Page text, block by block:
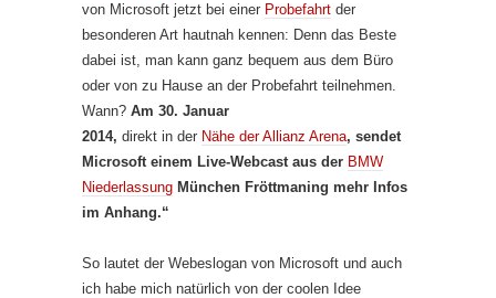
von Microsoft jetzt bei einer Probefahrt der
besonderen Art hautnah kennen: Denn das Beste
dabei ist, man kann ganz bequem aus dem Büro
oder von zu Hause an der Probefahrt teilnehmen.
Wann? Am 30. Januar
2014, direkt in der Nähe der Allianz Arena, sendet
Microsoft einem Live-Webcast aus der BMW
Niederlassung München Fröttmaning mehr Infos
im Anhang.“
So lautet der Webeslogan von Microsoft und auch
ich habe mich natürlich von der coolen Idee